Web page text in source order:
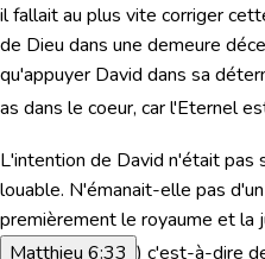
il fallait au plus vite corriger
de Dieu dans une demeure
qu'appuyer David dans sa
as dans le coeur, car l'Eternel
L'intention de David n'était
louable. N'émanait-elle pas
premièrement le royaume et la
Matthieu 6:33 ) c'est-à-dire